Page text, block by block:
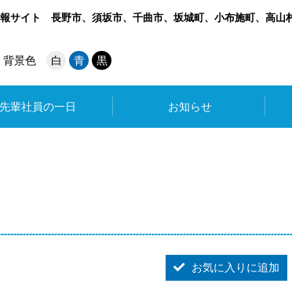
報サイト 長野市、須坂市、千曲市、坂城町、小布施町、高山
背景色 白 青 黒
先輩社員の一日 お知らせ
お気に入りに追加